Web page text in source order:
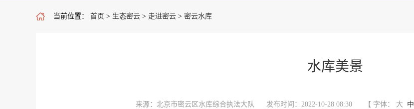
当前位置： 首页 > 生态密云 > 走进密云 > 密云水库
水库美景
来源：北京市密云区水库综合执法大队 发布时间：2022-10-28 08:30 【 字体： 大 中